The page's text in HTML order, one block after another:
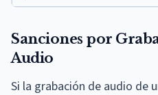
Sanciones por
Audio
Si la grabación de audio de